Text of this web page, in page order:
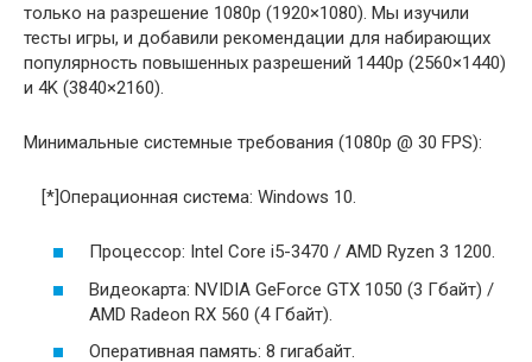
только на разрешение 1080p (1920×1080). Мы изучили
тесты игры, и добавили рекомендации для набирающих
популярность повышенных разрешений 1440p (2560×1440)
и 4K (3840×2160).
Минимальные системные требования (1080p @ 30 FPS):
[*]Операционная система: Windows 10.
Процессор: Intel Core i5-3470 / AMD Ryzen 3 1200.
Видеокарта: NVIDIA GeForce GTX 1050 (3 Гбайт) /
AMD Radeon RX 560 (4 Гбайт).
Оперативная память: 8 гигабайт.